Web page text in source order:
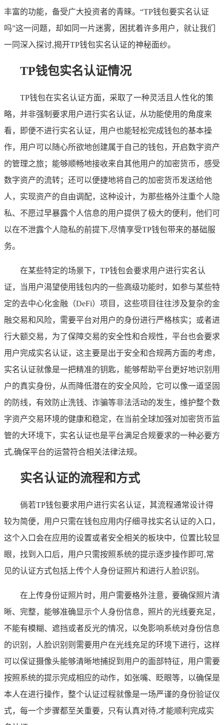
丰富的功能，备受广大投资者的青睐。“TP钱包要实名认证
吗”这一问题，却如同一片迷雾，困扰着许多用户，就让我们
一同深入探讨,揭开TP钱包实名认证的神秘面纱。
TP钱包实名认证情况
TP钱包在实名认证方面，采取了一种灵活且人性化的策
略，并非强制要求用户进行实名认证，从功能使用的角度来
看，即便不进行实名认证，用户也能轻松完成钱包的基本操
作，用户可以随心所欲地创建属于自己的钱包，开启数字资产
的管理之旅；能够顺畅地接收来自其他用户的加密货币，感受
数字资产的流转；还可以便捷地将自己的加密货币发送给他
人，实现资产的自由调配，这种设计，为那些格外注重个人隐
私、不愿过早暴露个人信息的用户提供了极大的便利，他们可
以在不泄露个人隐私的前提下,尽情享受TP钱包带来的基础服
务。
在某些特定的场景下，TP钱包会要求用户进行实名认
证，当用户渴望使用钱包内的一些高级功能时，如参与某些特
定的去中心化金融（DeFi）项目，这些项目往往涉及复杂的金
融交易和风险，需要平台对用户的身份进行严格核实；或者进
行大额交易，为了保障交易的安全性和合规性，平台也会要求
用户完成实名认证，这主要是出于安全和合规两方面的考虑，
实名认证就像是一把精准的钥匙，能够帮助平台更好地识别用
户的真实身份，从而降低潜在的安全风险，它可以像一道坚固
的防线，有效防止洗钱、诈骗等非法活动的发生，维护整个数
字资产交易环境的健康和稳定，在当前全球加强对加密货币监
管的大环境下，实名认证也是平台满足合规要求的一种必要方
式,确保平台的运营符合相关法律法规。
实名认证的流程和方式
倘若TP钱包要求用户进行实名认证，其流程通常设计得
较为简便，用户只需在钱包应用内仔细寻找实名认证的入口，
这个入口会在应用的设置或者安全相关的板块中，位置比较显
眼，找到入口后，用户只需按照系统的提示逐步操作即可,常
见的认证方式包括上传个人身份证照片和进行人脸识别。
在上传身份证照片时，用户需要格外注意，要确保照片清
晰、完整，能够准确显示个人身份信息，照片的光线要充足，
不能有模糊、遮挡或者反光的情况，以免影响系统对身份信息
的识别，人脸识别则需要用户在光线充足的环境下进行，这样
可以保证摄像头能够清晰地捕捉到用户的面部特征，用户需要
按照系统的提示完成相应的动作，如张嘴、眨眼等，以确保是
本人在进行操作，整个认证过程就像是一场严谨的身份验证仪
式，每一个步骤都至关重要，只有认真对待,才能顺利完成实